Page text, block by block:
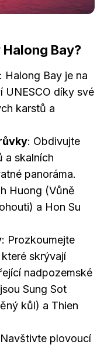
Bay?
: Halong Bay je na
UNESCO díky své
karstů a
: Obdivujte
a skalních
panoráma.
Huong (Vůně
a Hon Su
: Prozkoumejte
skrývají
nadpozemské
Sung Sot
kůl) a Thien
plovoucí